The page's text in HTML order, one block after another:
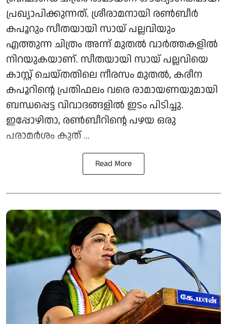
പ്രഖ്യാപിക്കുന്നത്. ശ്രീരാമനായി രൺബീർ
കപൂറും സീതയായി സായ് പല്ലവിയും
എത്തുന്ന ചിത്രം അന്ന് മുതൽ വാർത്തകളിൽ
നിറയുകയാണ്. സീതയായി സായ് പല്ലവിയെ
കാസ്റ്റ് ചെയ്തതിലെ നീരസം മുതൽ, കരീന
കപൂറിന്റെ പ്രതിഫലം വരെ രാമായണയുമായി
ബന്ധപ്പെട്ട വിവാദങ്ങളിൽ ഇടം പിടിച്ചു.
ഇപ്പോഴിതാ, രൺബീറിന്റെ പഴയ ഒരു
പരാമർശം കുത് ...
Read More